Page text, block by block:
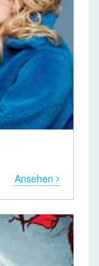
Ansehen